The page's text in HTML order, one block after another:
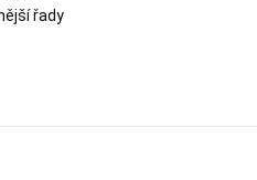
řady